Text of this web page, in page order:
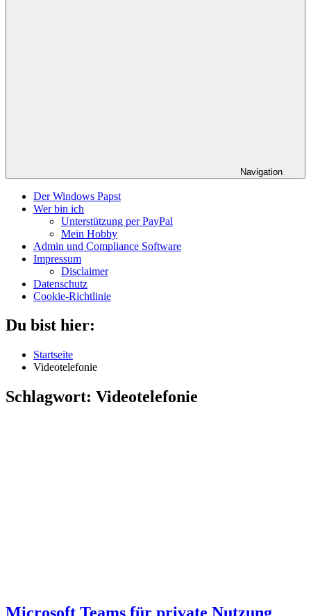
Navigation
Der Windows Papst
Wer bin ich
Unterstützung per PayPal
Mein Hobby
Admin und Compliance Software
Impressum
Disclaimer
Datenschutz
Cookie-Richtlinie
Du bist hier:
Startseite
Videotelefonie
Schlagwort: Videotelefonie